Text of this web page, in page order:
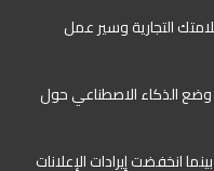
التجارية وسير عمل
وضع الذكاء الاصطناعي حول
تظهر البيانات ارتفاع مشاهدات YouTube بينما انخفضت إيرادات الإعلانات